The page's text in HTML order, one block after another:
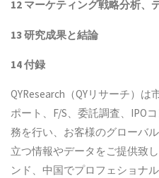
12 マーケティング戦略分析、
13 研究成果と結論
14 付録
QYResearch（QYリサーチ）
ポート、F/S、委託調査、IPO
務を行い、お客様のグローバ
立つ情報やデータをご提供致
ンド、中国でプロフェショナ